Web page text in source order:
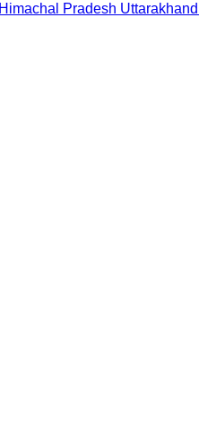
Himachal Pradesh Uttarakhand